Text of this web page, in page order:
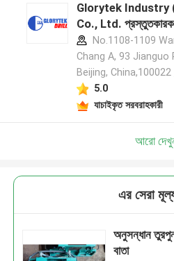
Glorytek Industry
Co., Ltd.
No.1108-1109
Chang A, 93 Jianguo
Beijing, China,100022
5.0
যাচাইকৃত সরবরাহকারী
আরো
এর সেরা
অনুসন্ধান
বাতা